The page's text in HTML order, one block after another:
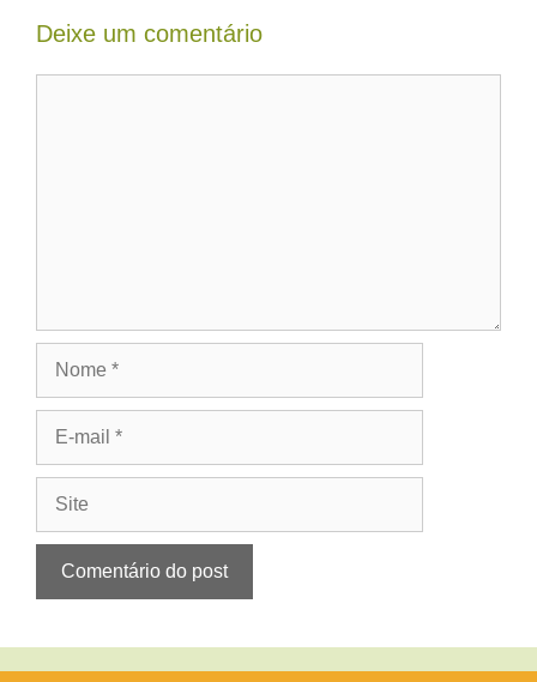
Deixe um comentário